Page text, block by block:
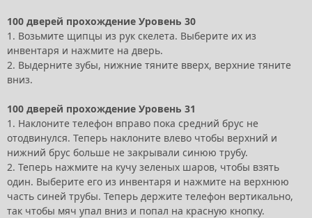
100 дверей прохождение Уровень 30
1. Возьмите щипцы из рук скелета. Выберите их из
инвентаря и нажмите на дверь.
2. Выдерните зубы, нижние тяните вверх, верхние тяните
вниз.
100 дверей прохождение Уровень 31
1. Наклоните телефон вправо пока средний брус не
отодвинулся. Теперь наклоните влево чтобы верхний и
нижний брус больше не закрывали синюю трубу.
2. Теперь нажмите на кучу зеленых шаров, чтобы взять
один. Выберите его из инвентаря и нажмите на верхнюю
часть синей трубы. Теперь держите телефон вертикально,
так чтобы мяч упал вниз и попал на красную кнопку.